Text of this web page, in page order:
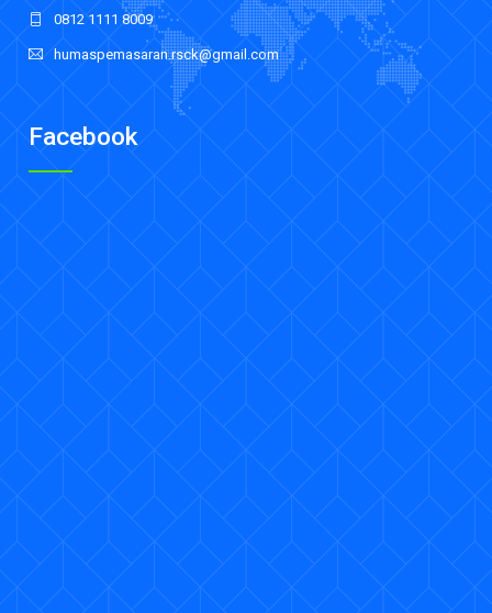
0812 1111 8009
humaspemasaran.rsck@gmail.com
Facebook